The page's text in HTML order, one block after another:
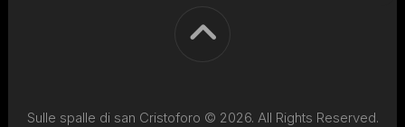
Sulle spalle di san Cristoforo © 2026. All Rights Reserved.